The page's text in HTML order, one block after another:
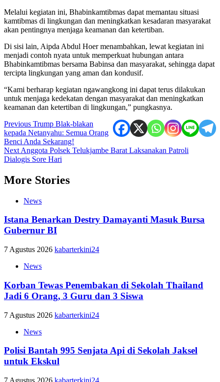
Melalui kegiatan ini, Bhabinkamtibmas dapat memantau situasi
kamtibmas di lingkungan dan meningkatkan kesadaran masyarakat
akan pentingnya menjaga keamanan dan ketertiban.
Di sisi lain, Aipda Abdul Hoer menambahkan, lewat kegiatan ini
menjadi contoh nyata untuk memperkuat hubungan antara
Bhabinkamtibmas bersama Babinsa dan masyarakat, sehingga dapat
tercipta lingkungan yang aman dan kondusif.
“Kami berharap kegiatan ngawangkong ini dapat terus dilakukan
untuk menjaga kedekatan dengan masyarakat dan meningkatkan
keamanan dan ketertiban di lingkungan,” pungkasnya.
Post
navigation
Previous Trump Blak-blakan
kepada Netanyahu: Semua Orang
Benci Anda Sekarang!
Next Anggota Polsek Telukjambe Barat Laksanakan Patroli
Dialogis Sore Hari
More Stories
News
Istana Benarkan Destry Damayanti Masuk Bursa
Gubernur BI
7 Agustus 2026 kabarterkini24
News
Korban Tewas Penembakan di Sekolah Thailand
Jadi 6 Orang, 3 Guru dan 3 Siswa
7 Agustus 2026 kabarterkini24
News
Polisi Bantah 995 Senjata Api di Sekolah Jaksel
untuk Ekskul
7 Agustus 2026 kabarterkini24